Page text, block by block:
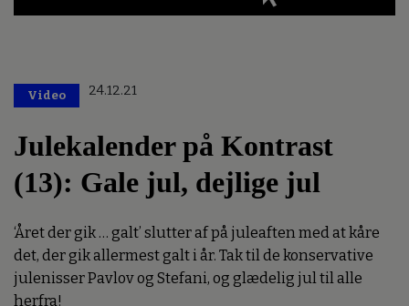
Video 24.12.21
Julekalender på Kontrast
(13): Gale jul, dejlige jul
‘Året der gik … galt’ slutter af på juleaften med at kåre
det, der gik allermest galt i år. Tak til de konservative
julenisser Pavlov og Stefani, og glædelig jul til alle
herfra!